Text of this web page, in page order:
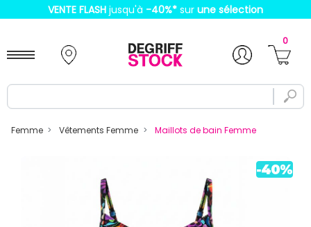
VENTE FLASH jusqu'à -40%* sur une sélection
0
Femme Vêtements Femme Maillots de bain Femme